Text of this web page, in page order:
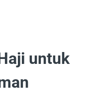
untuk